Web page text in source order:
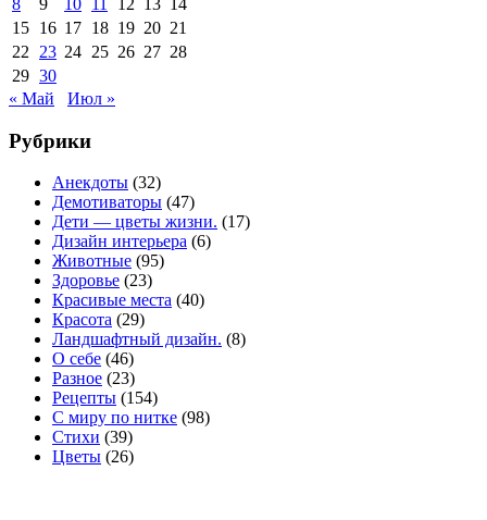
15 16 17 18 19 20 21
22
23 24 25 26 27 28
29 30
« Май
Июл »
Рубрики
Анекдоты (32)
Демотиваторы (47)
Дети — цветы жизни. (17)
Дизайн интерьера (6)
Животные (95)
Здоровье (23)
Красивые места (40)
Красота (29)
Ландшафтный дизайн. (8)
О себе (46)
Разное (23)
Рецепты (154)
С миру по нитке (98)
Стихи (39)
Цветы (26)